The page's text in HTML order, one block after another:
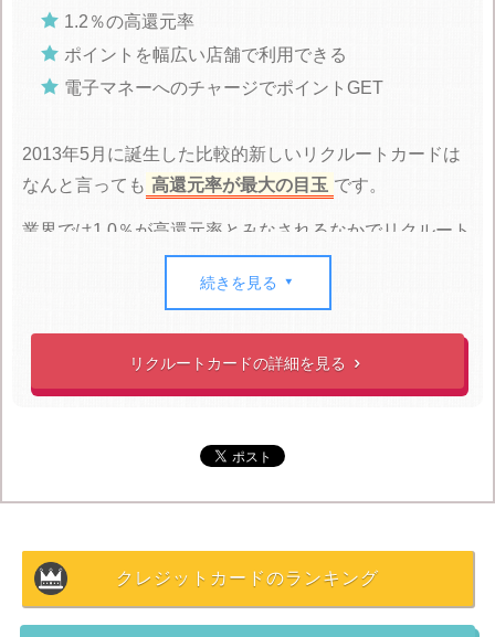
 1.2％の高還元率
 ポイントを幅広い店舗で利用できる
 電子マネーへのチャージでポイントGET
2013年5月に誕生した比較的新しいリクルートカードは
なんと言っても 高還元率が最大の目玉 です。
業界では1.0％が高還元率とみなされるなかでリクルート
の還元率で業界最高水準を誇っています。
貯まったリクルートポイントは、じゃらんやHOT
PEPPER、ポンパレモールをはじめとしたリクルートポ
イント加入店で使えるのですが最近Pontaポイントとの
相互交換が可能になりました。
つまりPontaの業務締結をしているローソンやゲオとい
ポイント利用が可能となり
イントが使えるようになりました。
注目すべきは指定の電子マネーをチャージするだけでポ
イントが付与されることで
 VISAカードでは楽天Edy・モバイルSuica・SMART
続きを見る 
リクルートカードの詳細を見る 
クレジットカードのランキング